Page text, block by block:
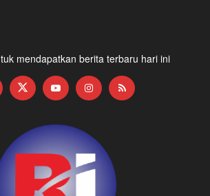
mendapatkan berita terbaru hari ini